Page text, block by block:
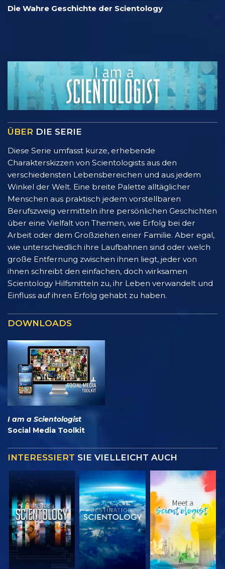
Die Wahre Geschichte der Scientology
ÜBER DIE SERIE
Diese Serie umfasst kurze, erhebende
Charakterskizzen von Scientologists aus den
verschiedensten Lebensbereichen und aus jedem
Winkel der Welt. Eine breite Palette alltäglicher
Menschen aus praktisch jedem vorstellbaren
Berufszweig vermitteln ihre persönlichen Geschichten
über eine Vielfalt von Themen, wie Erfolg bei der
Arbeit oder dem Großziehen einer Familie. Aber egal,
wie unterschiedlich ihre Laufbahnen sind oder welch
große Entfernung zwischen ihnen liegt, jeder von
ihnen schreibt den einfachen, doch wirksamen
Scientology Hilfsmitteln zu, ihr Leben verwandelt und
Einfluss auf ihren Erfolg gehabt zu haben.
DOWNLOADS
I am a Scientologist
Social Media Toolkit
INTERESSIERT SIE VIELLEICHT AUCH